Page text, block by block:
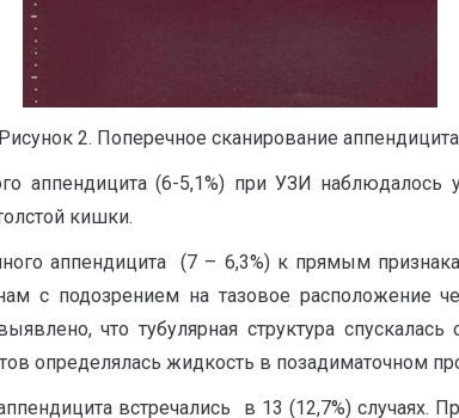
Рисунок 2. Поперечное сканирование
аппендицита (6-5,1%) при УЗИ наблюдалось
кишки.
аппендицита (7 – 6,3%) к прямым
с подозрением на тазовое расположение
что тубулярная структура
определялась жидкость в позадиматочном
встречались в 13 (12,7%) случаях.